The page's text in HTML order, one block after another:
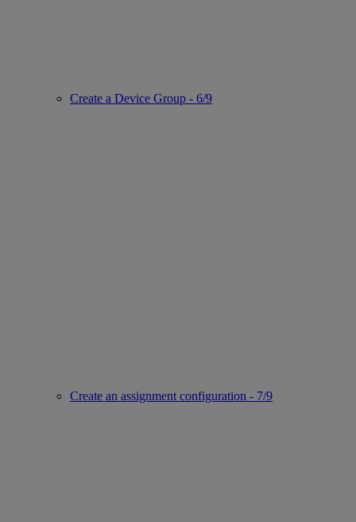
Create a Device Group - 6/9
Create an assignment configuration - 7/9